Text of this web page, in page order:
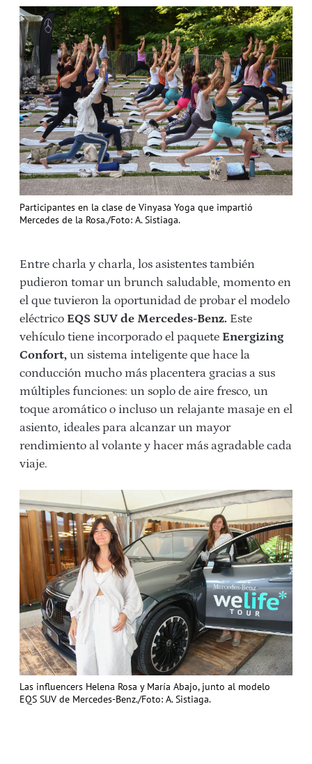
Participantes en la clase de Vinyasa Yoga que impartió
Mercedes de la Rosa./Foto: A. Sistiaga.
Entre charla y charla, los asistentes también
pudieron tomar un brunch saludable, momento en
el que tuvieron la oportunidad de probar el modelo
eléctrico EQS SUV de Mercedes-Benz. Este
vehículo tiene incorporado el paquete Energizing
Confort, un sistema inteligente que hace la
conducción mucho más placentera gracias a sus
múltiples funciones: un soplo de aire fresco, un
toque aromático o incluso un relajante masaje en el
asiento, ideales para alcanzar un mayor
rendimiento al volante y hacer más agradable cada
viaje.
Las influencers Helena Rosa y María Abajo, junto al modelo
EQS SUV de Mercedes-Benz./Foto: A. Sistiaga.